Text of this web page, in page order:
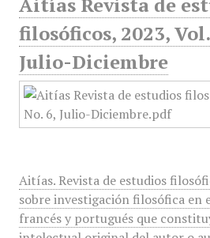
filosóficos, 2023,
Julio-Diciembre
Aitías. Revista de estudios
sobre investigación filosófica en
francés y portugués que